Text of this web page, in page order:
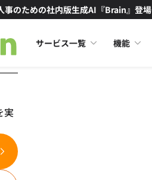
事のための社内版生成AI『Brain』登場
サービス一覧 機能
実